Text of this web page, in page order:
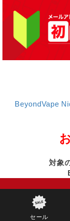
セール
BeyondVape
対象